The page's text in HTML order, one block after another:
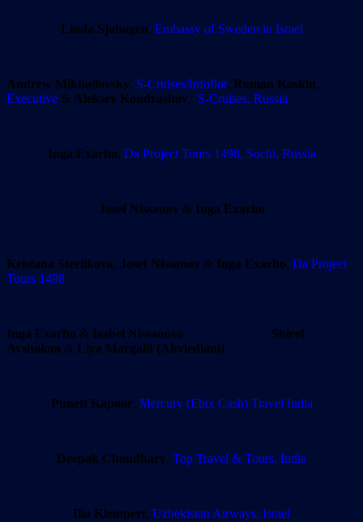
Linda Sjohagen, Embassy of Sweden in Israel
Andrew Mikhailovsky, S-Cruises/Infoflot, Roman Kaskin,
Executive & Aleksey Kondrashov, S-Cruises, Russia
Inga Exarho, Da Project Tours 1498, Sochi, Russia
Josef Nissanov& Inga Exarho
Kristana Sterlikova, Josef Nissanov & Inga Exarho, Da Project
Tours 1498
Inga Exarho & Isabel Nissanova
Shirel
Avshalom & Liya Margalit (Ahvlediani)
Punett Kapoor, Mercury (Ebix Cash) Travel India
Deepak Choudhary, Top Travel & Tours, India
Ilia Klempert, Uzbekistan Airways, Israel